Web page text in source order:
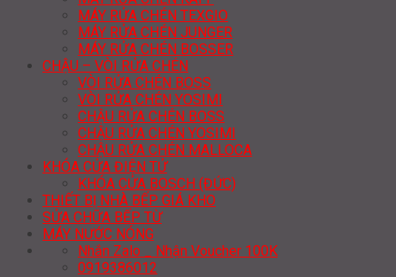
MÁY RỬA CHÉN TEXGIO
MÁY RỬA CHÉN JUNGER
MÁY RỬA CHÉN BOSSER
CHẬU – VÒI RỬA CHÉN
VÒI RỬA CHÉN BOSS
VÒI RỬA CHÉN YOSIMI
CHẬU RỬA CHÉN BOSS
CHẬU RỬA CHÉN YOSIMI
CHẬU RỬA CHÉN MALLOCA
KHÓA CỬA ĐIỆN TỬ
KHÓA CỬA BOSCH (ĐỨC)
THIẾT BỊ NHÀ BẾP GIÁ KHO
SỬA CHỮA BẾP TỪ
MÁY NƯỚC NÓNG
Nhắn Zalo _ Nhận Voucher 100K
0919386012